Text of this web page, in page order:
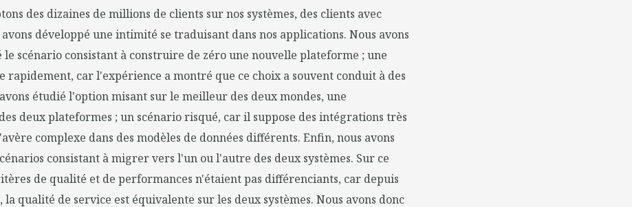
des dizaines de millions de clients sur nos systèmes, des clients avec
développé une intimité se traduisant dans nos applications. Nous avons
le scénario consistant à construire de zéro une nouvelle plateforme ; une
rapidement, car l'expérience a montré que ce choix a souvent conduit à des
étudié l'option misant sur le meilleur des deux mondes, une
deux plateformes ; un scénario risqué, car il suppose des intégrations très
complexe dans des modèles de données différents. Enfin, nous avons
consistant à migrer vers l'un ou l'autre des deux systèmes. Sur ce
de qualité et de performances n'étaient pas différenciants, car depuis
la qualité de service est équivalente sur les deux systèmes. Nous avons donc